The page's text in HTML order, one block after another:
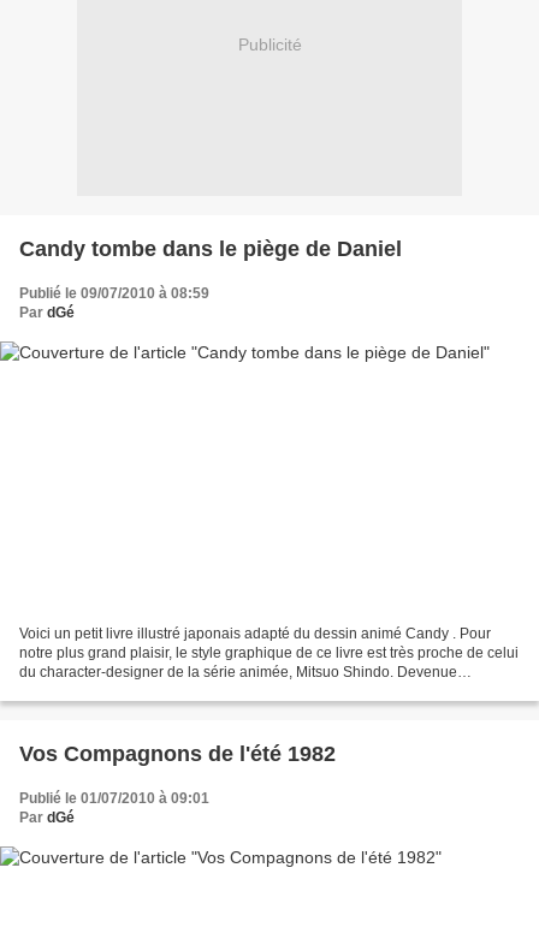
Publicité
Candy tombe dans le piège de Daniel
Publié le 09/07/2010 à 08:59
Par dGé
Voici un petit livre illustré japonais adapté du dessin animé Candy . Pour
notre plus grand plaisir, le style graphique de ce livre est très proche de celui
du character-designer de la série animée, Mitsuo Shindo. Devenue
Vos Compagnons de l'été 1982
Publié le 01/07/2010 à 09:01
Par dGé